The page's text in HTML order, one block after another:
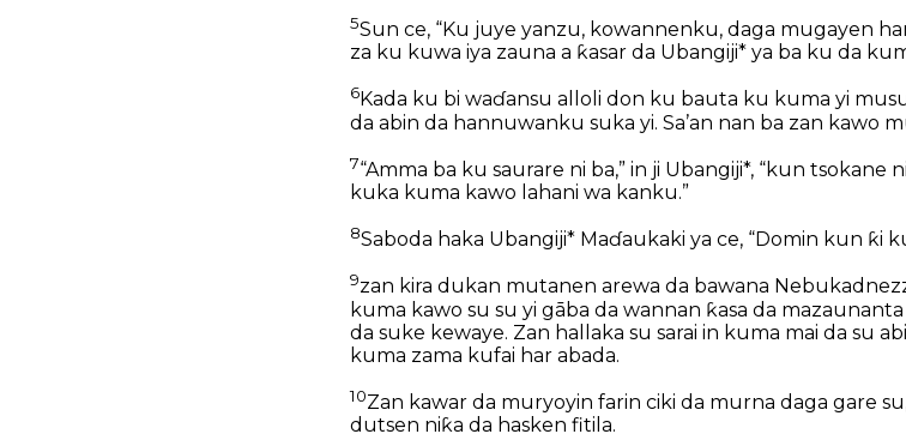
5Sun ce, “Ku juye yanzu, kowannenku, daga mugayen
za ku kuwa iya zauna a ƙasar da Ubangiji* ya ba ku da
6Kada ku bi waɗansu alloli don ku bauta ku kuma yi
da abin da hannuwanku suka yi. Sa’an nan ba zan kawo
7“Amma ba ku saurare ni ba,” in ji Ubangiji*, “kun
kuka kuma kawo lahani wa kanku.”
8Saboda haka Ubangiji* Maɗaukaki ya ce, “Domin kun ƙi
9zan kira dukan mutanen arewa da bawana
kuma kawo su su yi gāba da wannan ƙasa da
da suke kewaye. Zan hallaka su sarai in kuma mai da su
kuma zama kufai har abada.
10Zan kawar da muryoyin farin ciki da murna daga gare
dutsen niƙa da hasken fitila.